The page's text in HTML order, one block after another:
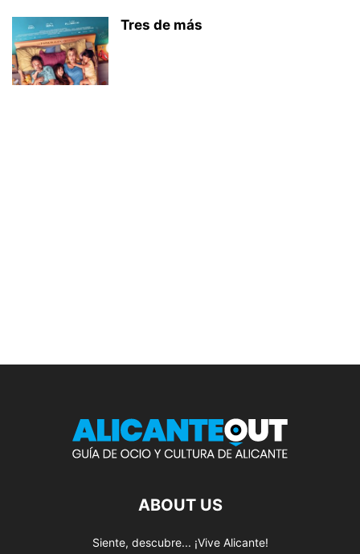
Tres de más
ABOUT US
Siente, descubre... ¡Vive Alicante!